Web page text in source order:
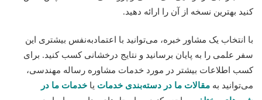
کنید بهترین نسخه از آن را ارائه دهید.
با انتخاب یک مشاور خبره، می‌توانید با اعتمادبه‌نفس بیشتری این
سفر علمی را به پایان برسانید و نتایج درخشانی کسب کنید. برای
کسب اطلاعات بیشتر در مورد خدمات مشاوره رساله مهندسی،
می‌توانید به مقالات ما در دسته‌بندی خدمات یا خدمات ما در